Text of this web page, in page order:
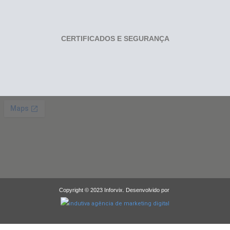
CERTIFICADOS E SEGURANÇA
Copyright © 2023 Inforvix. Desenvolvido por